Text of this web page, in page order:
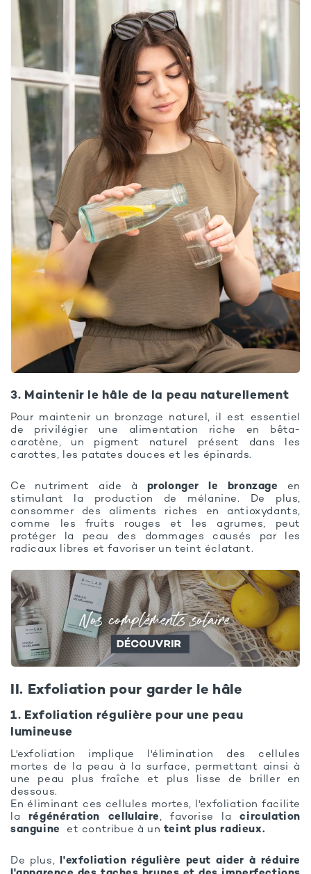
3. Maintenir le hâle de la peau naturellement
Pour maintenir un bronzage naturel, il est essentiel
de privilégier une alimentation riche en bêta-
carotène, un pigment naturel présent dans les
carottes, les patates douces et les épinards.
Ce nutriment aide à prolonger le bronzage en
stimulant la production de mélanine. De plus,
consommer des aliments riches en antioxydants,
comme les fruits rouges et les agrumes, peut
protéger la peau des dommages causés par les
radicaux libres et favoriser un teint éclatant.
II. Exfoliation pour garder le hâle
1. Exfoliation régulière pour une peau
lumineuse
L'exfoliation implique l'élimination des cellules
mortes de la peau à la surface, permettant ainsi à
une peau plus fraîche et plus lisse de briller en
dessous.
En éliminant ces cellules mortes, l'exfoliation facilite
la régénération cellulaire, favorise lacirculation
sanguine
et contribue à un teint plus radieux.
De plus,
l'exfoliation régulière peut aider à réduire